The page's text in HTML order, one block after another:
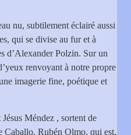
nu, subtilement éclairé aussi
qui se divise au fur et à
d’Alexander Polzin. Sur un
renvoyant à notre propre
imagerie fine, poétique et
Méndez , sortent de
Caballo, Rubén Olmo, qui est,